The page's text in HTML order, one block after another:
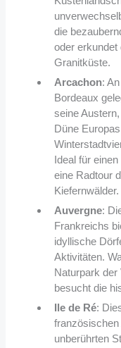
die
oder erkundet
Granitküste.
Arcachon:
Bordeaux
seine
Düne
Ideal für
eine Radtour
Kiefernwälder.
Auvergne:
Frankreichs
idyllische
Aktivitäten.
Naturpark der
besucht die
Ile de Ré:
unberührten